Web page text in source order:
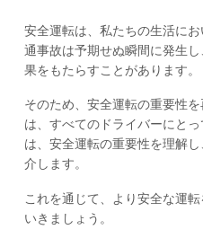
安全運転は、私たちの生活に
通事故は予期せぬ瞬間に発生
果をもたらすことがあります。
そのため、安全運転の重要性
は、すべてのドライバーにと
は、安全運転の重要性を理解
介します。
これを通じて、より安全な運
いきましょう。